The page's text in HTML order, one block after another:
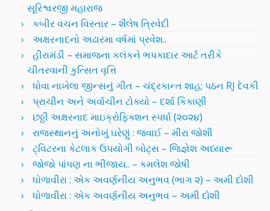
સૂરિશ્વરજી મહારાજ
કબીર વચન વિસ્તાર – શૈલેષ ત્રિવેદી
અક્ષરનાદનો અઢારમા વર્ષમાં પ્રવેશ..
હીરામંડી – સમાજના કલંકને ભપકાદાર આર્ટ તરીકે
ચીતરવાની કુત્સિત વૃત્તિ
ધોવા નાખેલા જીન્સનું ગીત – ચંદ્રકાન્ત શાહ; પઠન RJ દેવકી
પ્રાચીન અને અર્વાચીન ટોક્યો – દર્શા કિકાણી
છઠ્ઠી અક્ષરનાદ માઇક્રોફિક્શન સ્પર્ધા (૨૦૨૪)
રાજસ્થાનનું અનોખું ઘરેણું : જવાઈ – મીરા જોશી
ટ્વિટરના કેટલાક ઉપયોગી બોટ્સ – જિજ્ઞેશ અધ્યારૂ
જોજો પાંપણ ના ભીંજાય.. – કમલેશ જોષી
ધોળાવીરા : એક અવર્ણનીય અનુભવ (ભાગ ૨) – અમી દોશી
ધોળાવીરા : એક અવર્ણનીય અનુભવ – અમી દોશી